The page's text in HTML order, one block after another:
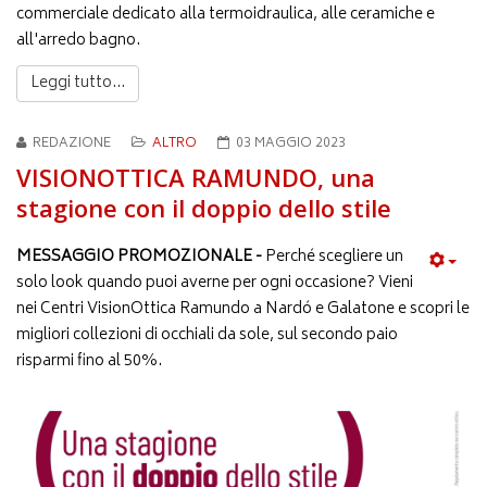
commerciale dedicato alla termoidraulica, alle ceramiche e
all'arredo bagno.
Leggi tutto...
REDAZIONE ALTRO 03 MAGGIO 2023
VISIONOTTICA RAMUNDO, una
stagione con il doppio dello stile
MESSAGGIO PROMOZIONALE -Perché scegliere un
solo look quando puoi averne per ogni occasione? Vieni
nei Centri VisionOttica Ramundo a Nardó e Galatone e scopri le
migliori collezioni di occhiali da sole, sul secondo paio
risparmi fino al 50%.